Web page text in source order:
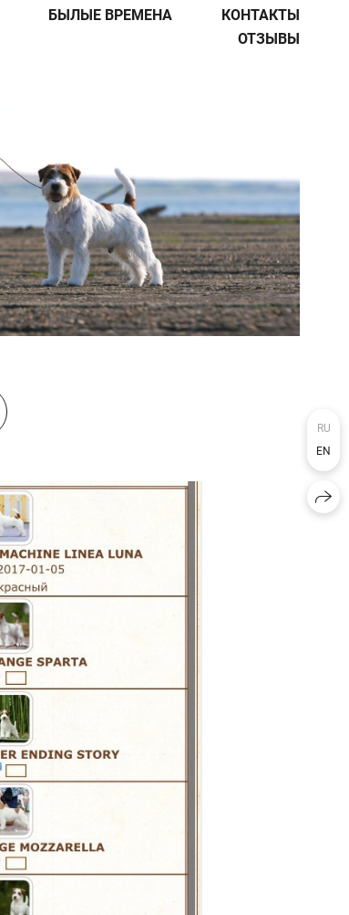
БЫЛЫЕ ВРЕМЕНА
КОНТАКТЫ
ОТЗЫВЫ
RU
EN